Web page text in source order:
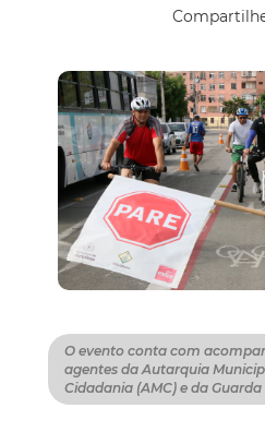
O evento conta com
agentes da Autarquia
Cidadania (AMC) e da